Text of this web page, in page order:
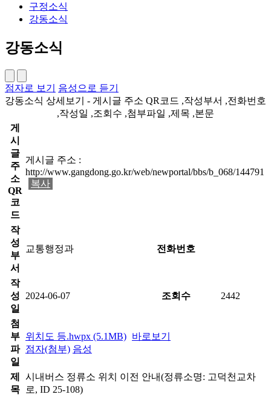
구정소식
강동소식
강동소식
점자로 보기
음성으로 듣기
강동소식 상세보기 - 게시글 주소 QR코드 ,작성부서 ,전화번호
,작성일 ,조회수 ,첨부파일 ,제목 ,본문
게
시
글
주
소
QR
코
드
게시글 주소 :
http://www.gangdong.go.kr/web/newportal/bbs/b_068/144791
복사
작
성
부
서
교통행정과 전화번호
작
성
일
2024-06-07 조회수 2442
첨
부
파
일
위치도 등.hwpx (5.1MB) 바로보기
점자(첨부) 음성
제
목
시내버스 정류소 위치 이전 안내(정류소명: 고덕천교차
로, ID 25-108)